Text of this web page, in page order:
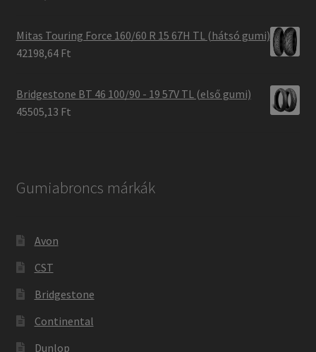
Mitas Touring Force 160/60 R 15 67H TL (hátsó gumi)
42198,64 Ft
Bridgestone BT 46 100/90 - 19 57V TL (első gumi)
45505,13 Ft
Gumiabroncs márkák
Avon
CST
Bridgestone
Continental
Dunlop